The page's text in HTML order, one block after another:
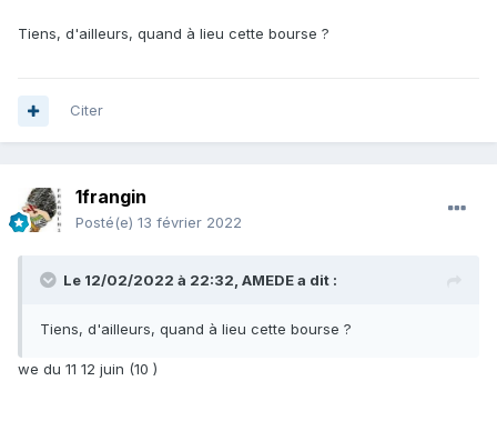
Tiens, d'ailleurs, quand à lieu cette bourse ?
Citer
1frangin
Posté(e) 13 février 2022
Le 12/02/2022 à 22:32, AMEDEa dit :
Tiens, d'ailleurs, quand à lieu cette bourse ?
we du 11 12 juin (10 )